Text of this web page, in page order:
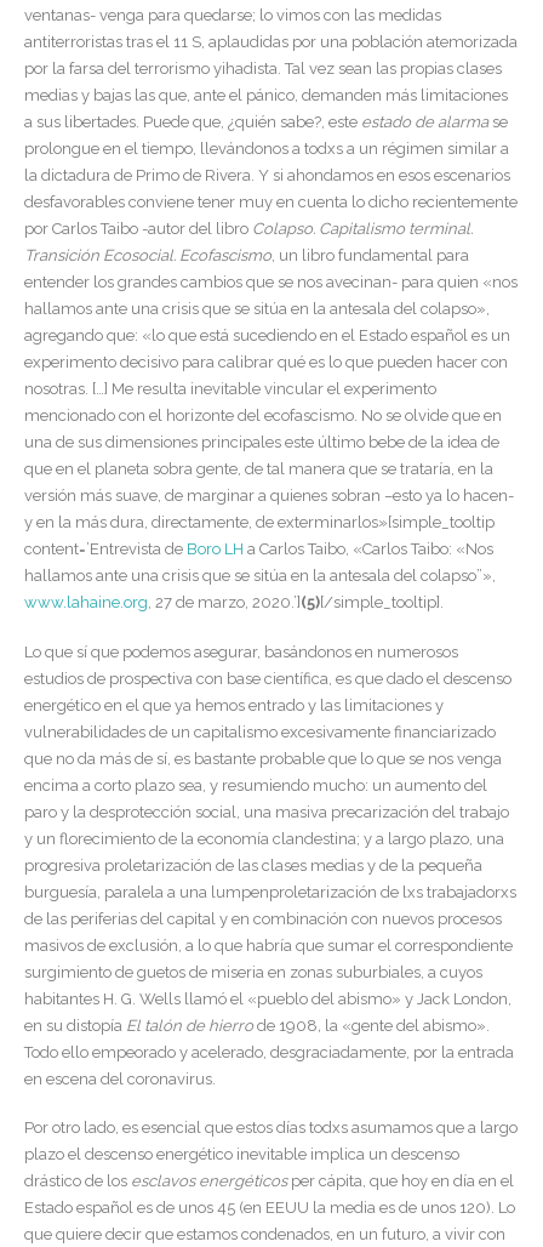
ventanas- venga para quedarse; lo vimos con las medidas
antiterroristas tras el 11 S, aplaudidas por una población atemorizada
por la farsa del terrorismo yihadista. Tal vez sean las propias clases
medias y bajas las que, ante el pánico, demanden más limitaciones
a sus libertades. Puede que, ¿quién sabe?, este estado de alarmase
prolongue en el tiempo, llevándonos a todxs a un régimen similar a
la dictadura de Primo de Rivera. Y si ahondamos en esos escenarios
desfavorables conviene tener muy en cuenta lo dicho recientemente
por Carlos Taibo -autor del libro Colapso. Capitalismo terminal.
Transición Ecosocial. Ecofascismo, un libro fundamental para
entender los grandes cambios que se nos avecinan- para quien «nos
hallamos ante una crisis que se sitúa en la antesala del colapso»,
agregando que: «lo que está sucediendo en el Estado español es un
experimento decisivo para calibrar qué es lo que pueden hacer con
nosotras. […] Me resulta inevitable vincular el experimento
mencionado con el horizonte del ecofascismo. No se olvide que en
una de sus dimensiones principales este último bebe de la idea de
que en el planeta sobra gente, de tal manera que se trataría, en la
versión más suave, de marginar a quienes sobran –esto ya lo hacen-
y en la más dura, directamente, de exterminarlos»[simple_tooltip
content=’Entrevista de Boro LH a Carlos Taibo, «Carlos Taibo: «Nos
hallamos ante una crisis que se sitúa en la antesala del colapso”»,
www.lahaine.org, 27 de marzo, 2020.’] (5)[/simple_tooltip] .
Lo que sí que podemos asegurar, basándonos en numerosos
estudios de prospectiva con base científica, es que dado el descenso
energético en el que ya hemos entrado y las limitaciones y
vulnerabilidades de un capitalismo excesivamente financiarizado
que no da más de sí, es bastante probable que lo que se nos venga
encima a corto plazo sea, y resumiendo mucho: un aumento del
paro y la desprotección social, una masiva precarización del trabajo
y un florecimiento de la economía clandestina; y a largo plazo, una
progresiva proletarización de las clases medias y de la pequeña
burguesía, paralela a una lumpenproletarización de lxs trabajadorxs
de las periferias del capital y en combinación con nuevos procesos
masivos de exclusión, a lo que habría que sumar el correspondiente
surgimiento de guetos de miseria en zonas suburbiales, a cuyos
habitantes H. G. Wells llamó el «pueblo del abismo» y Jack London,
en su distopía El talón de hierro de 1908, la «gente del abismo».
Todo ello empeorado y acelerado, desgraciadamente, por la entrada
en escena del coronavirus.
Por otro lado, es esencial que estos días todxs asumamos que a largo
plazo el descenso energético inevitable implica un descenso
drástico de los esclavos energéticosper cápita, que hoy en día en el
Estado español es de unos 45 (en EEUU la media es de unos 120). Lo
que quiere decir que estamos condenados, en un futuro, a vivir con